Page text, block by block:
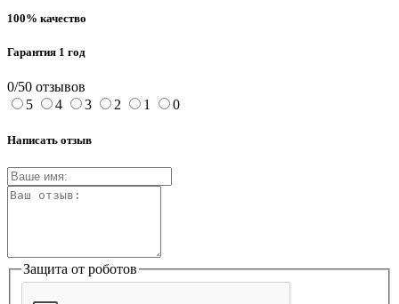
100% качество
Гарантия 1 год
0/50 отзывов
5
4 3 2 1 0
Написать отзыв
Защита от роботов